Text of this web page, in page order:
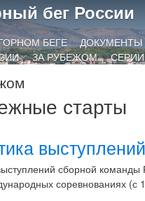
бег России
БЕГЕ ДОКУМЕНТЫ
ЗА РУБЕЖОМ СЕРИИ
старты
выступлений
сборной команды
соревнованиях (с